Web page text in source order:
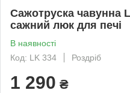
Сажотруска чавунна
сажний люк для печі
В наявності
Код: LK 334
Роздріб
1 290 ₴